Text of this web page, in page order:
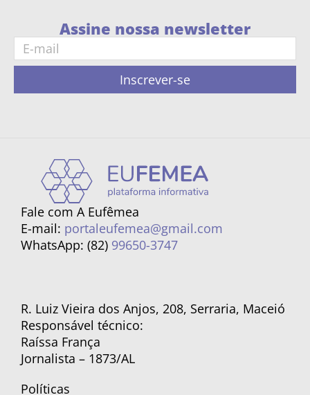
Assine nossa newsletter
Inscrever-se
Fale com A Eufêmea
E-mail: portaleufemea@gmail.com
WhatsApp: (82) 99650-3747
R. Luiz Vieira dos Anjos, 208, Serraria, Maceió
Responsável técnico:
Raíssa França
Jornalista – 1873/AL
Políticas